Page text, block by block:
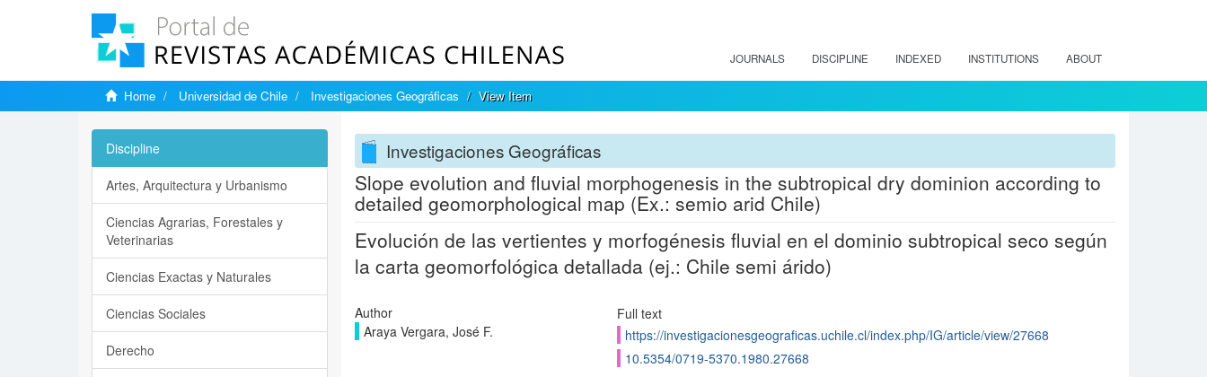
JOURNALS DISCIPLINE INDEXED INSTITUTIONS ABOUT
Home Universidad de Chile Investigaciones Geográficas View Item
Investigaciones Geográficas
Slope evolution and fluvial morphogenesis in the subtropical dry dominion according to
detailed geomorphological map (Ex.: semio arid Chile)
Evolución de las vertientes y morfogénesis fluvial en el dominio subtropical seco según
la carta geomorfológica detallada (ej.: Chile semi árido)
Author
Araya Vergara, José F.
Full text
https://investigacionesgeograficas.uchile.cl/index.php/IG/article/view/27668
10.5354/0719-5370.1980.27668
Discipline
Artes, Arquitectura y Urbanismo
Ciencias Agrarias, Forestales y
Veterinarias
Ciencias Exactas y Naturales
Ciencias Sociales
Derecho